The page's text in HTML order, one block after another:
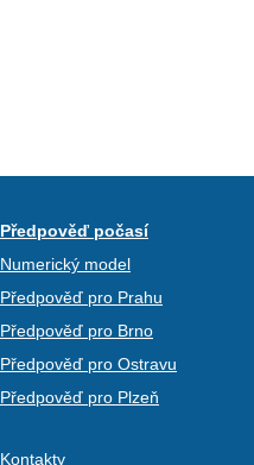
Předpověď počasí
Numerický model
Předpověď pro Prahu
Předpověď pro Brno
Předpověď pro Ostravu
Předpověď pro Plzeň
Kontakty